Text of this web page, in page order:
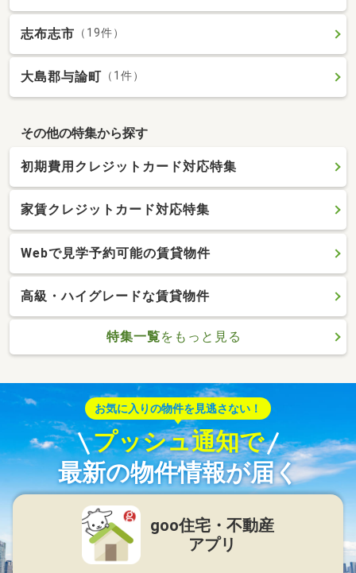
志布志市 （19件）
大島郡与論町 （1件）
その他の特集から探す
初期費用クレジットカード対応特集
家賃クレジットカード対応特集
Webで見学予約可能の賃貸物件
高級・ハイグレードな賃貸物件
特集一覧をもっと見る
お気に入りの物件を見逃さない！
プッシュ通知で
最新の物件情報が届く
goo住宅・不動産
アプリ